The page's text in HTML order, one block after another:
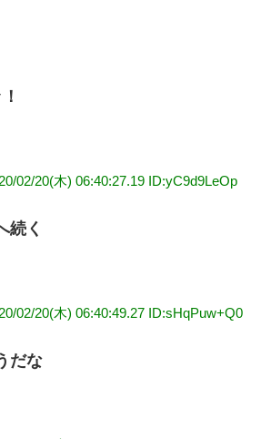
02/20(木) 06:40:27.19 ID:yC9d9LeOp
続く
02/20(木) 06:40:49.27 ID:sHqPuw+Q0
だな